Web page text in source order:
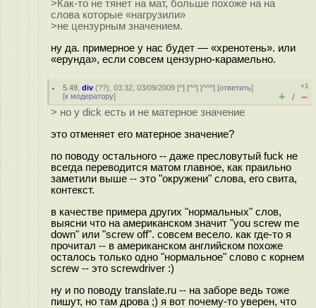
>Как-то не тянет на мат, больше похоже на на
слова которые «нагрузили»
>не цензурным значением.
ну да. примерное у нас будет — «хренотень». или
«ерунда», если совсем цензурно-карамельно.
5.49 ,div (??), 03:32, 03/09/2009 [^] [^^] [^^^] [ответить]
[к модератору]
+1
+ / –
> но у dick есть и не матерное значение
это отменяет его матерное значение?
по поводу остального -- даже пресловутый fuck не
всегда переводится матом главное, как праильно
заметили выше -- это "окружени" слова, его свита,
контекст.
в качестве примера других "нормальных" слов,
выясни что на американском значит "you screw me
down" или "screw off". совсем весело. как где-то я
прочитал -- в американском английском похоже
осталось только одно "нормальное" слово с корнем
screw -- это screwdriver :)
ну и по поводу translate.ru -- на заборе ведь тоже
пишут, но там дрова ;) я вот почему-то уверен, что